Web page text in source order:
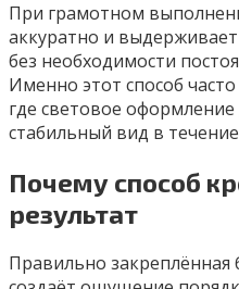
При грамотном
аккуратно и
без необходимости
Именно этот способ
где световое
стабильный вид в
Почему способ
результат
Правильно